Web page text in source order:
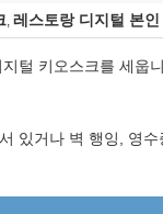
, 레스토랑 디지털 본
털 키오스크를 세웁
있거나 벽 행잉, 영